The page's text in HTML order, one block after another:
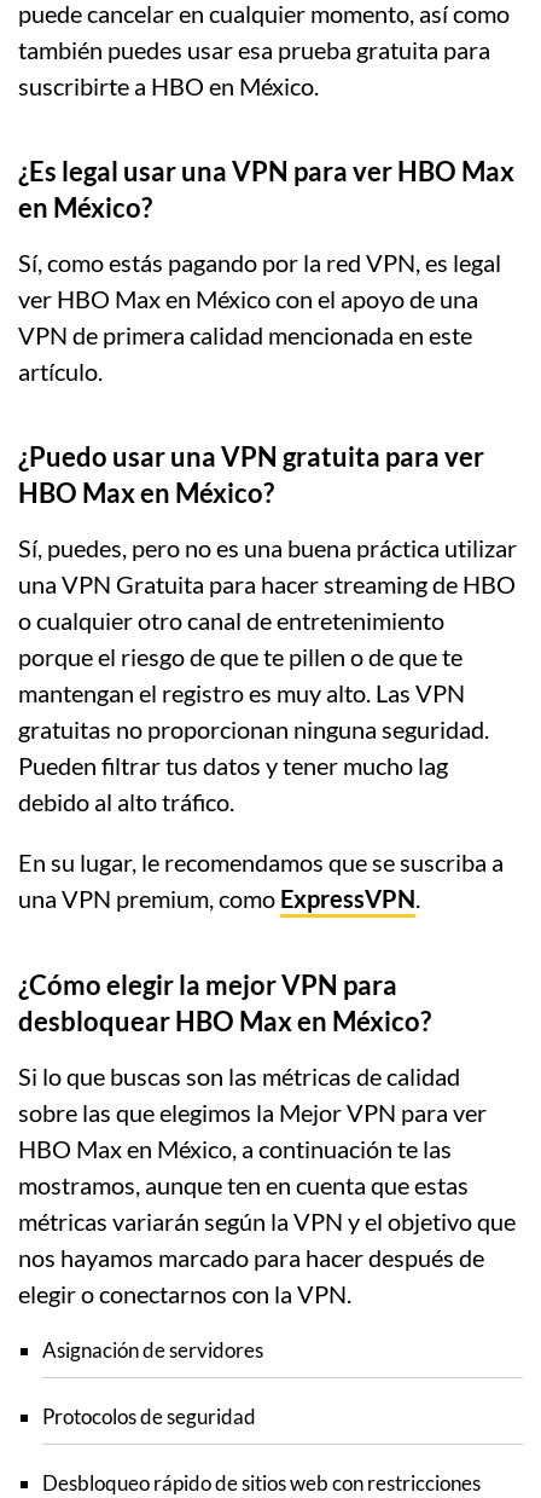
puede cancelar en cualquier momento, así como
también puedes usar esa prueba gratuita para
suscribirte a HBO en México.
¿Es legal usar una VPN para ver HBO Max
en México?
Sí, como estás pagando por la red VPN, es legal
ver HBO Max en México con el apoyo de una
VPN de primera calidad mencionada en este
artículo.
¿Puedo usar una VPN gratuita para ver
HBO Max en México?
Sí, puedes, pero no es una buena práctica utilizar
una VPN Gratuita para hacer streaming de HBO
o cualquier otro canal de entretenimiento
porque el riesgo de que te pillen o de que te
mantengan el registro es muy alto. Las VPN
gratuitas no proporcionan ninguna seguridad.
Pueden filtrar tus datos y tener mucho lag
debido al alto tráfico.
En su lugar, le recomendamos que se suscriba a
una VPN premium, como ExpressVPN.
¿Cómo elegir la mejor VPN para
desbloquear HBO Max en México?
Si lo que buscas son las métricas de calidad
sobre las que elegimos la Mejor VPN para ver
HBO Max en México, a continuación te las
mostramos, aunque ten en cuenta que estas
métricas variarán según la VPN y el objetivo que
nos hayamos marcado para hacer después de
elegir o conectarnos con la VPN.
Asignación de servidores
Protocolos de seguridad
Desbloqueo rápido de sitios web con restricciones